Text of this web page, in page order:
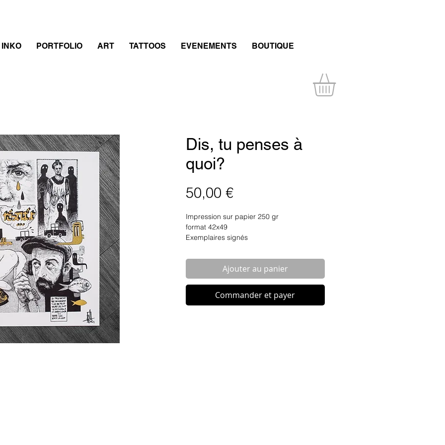
PORTFOLIO ART TATTOOS EVENEMENTS BOUTIQUE
Dis, tu penses à
quoi?
50,00 €Prix
Impression sur papier 250 gr
format 42x49
Exemplaires signés
Ajouter au panier
Commander et payer